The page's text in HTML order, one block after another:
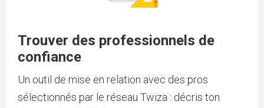
Trouver des professionnels de
confiance
Un outil de mise en relation avec des pros
sélectionnés par le réseau Twiza : décris ton